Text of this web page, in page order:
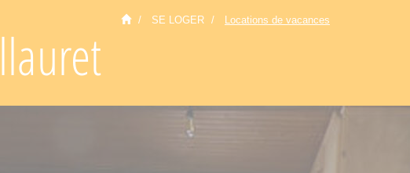
SE LOGER Locations de vacances